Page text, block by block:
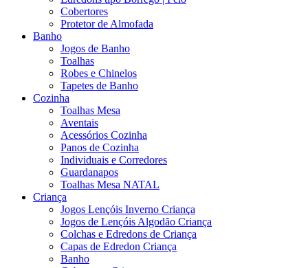
Cobertores
Protetor de Almofada
Banho
Jogos de Banho
Toalhas
Robes e Chinelos
Tapetes de Banho
Cozinha
Toalhas Mesa
Aventais
Acessórios Cozinha
Panos de Cozinha
Individuais e Corredores
Guardanapos
Toalhas Mesa NATAL
Criança
Jogos Lençóis Inverno Criança
Jogos de Lençóis Algodão Criança
Colchas e Edredons de Criança
Capas de Edredon Criança
Banho